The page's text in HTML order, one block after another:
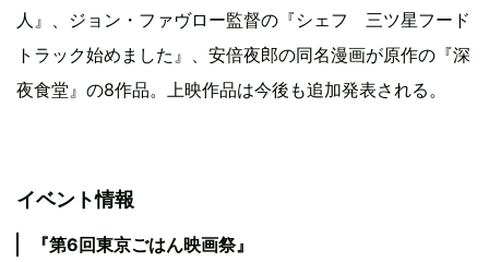
人』、ジョン・ファヴロー監督の『シェフ 三ツ星フード
トラック始めました』、安倍夜郎の同名漫画が原作の『深
夜食堂』の8作品。上映作品は今後も追加発表される。
イベント情報
『第6回東京ごはん映画祭』